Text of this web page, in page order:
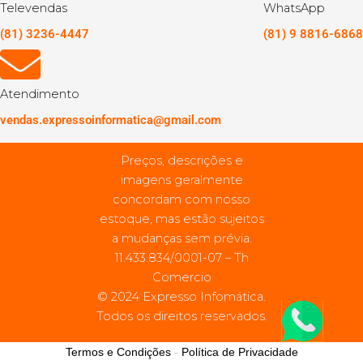
Televendas
(81) 3236-4447
WhatsApp
(81) 9 8816-6868
Atendimento
vendas.expressoinformatica@gmail.com
Preços, descrições e
imagens geralmente
concordam com nosso
estoque, mas estão sujeitos
a mudanças sem prévia.
11.433.834/0001-07 – Th
Comercio
© 2024 Expresso Infomática.
Todos os direitos reservados.
Termos e Condições- Política de Privacidade